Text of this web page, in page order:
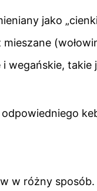
jako
wegańskie,
w różny